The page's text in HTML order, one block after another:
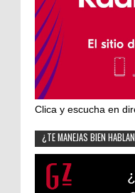
Clica y escucha en
¿TE MANEJAS BIEN